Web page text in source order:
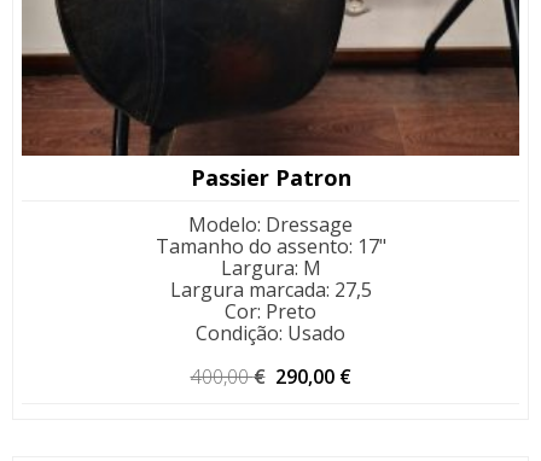
Passier Patron
Modelo: Dressage
Tamanho do assento: 17"
Largura: M
Largura marcada: 27,5
Cor: Preto
Condição: Usado
400,00€ O
290,00 €